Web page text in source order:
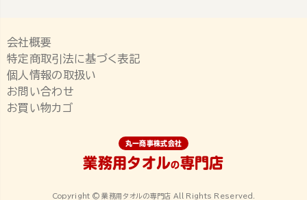
会社概要
特定商取引法に基づく表記
個人情報の取扱い
お問い合わせ
お買い物カゴ
丸一商事株式会社
業務用タオルの専門店
Copyright © 業務用タオルの専門店 All Rights Reserved.